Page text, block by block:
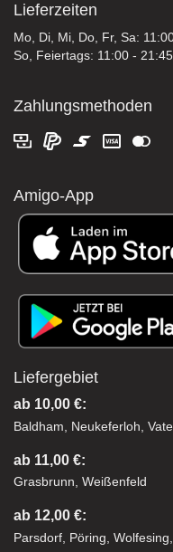
Lieferzeiten
Mo, Di, Mi, Do, Fr, Sa:
So, Feiertags: 11:00 -
Zahlungsmethoden
Amigo-App
Liefergebiet
ab 10,00 €:
Baldham, Neukeferloh,
ab 11,00 €:
Grasbrunn, Weißenfeld
ab 12,00 €:
Parsdorf, Pöring,